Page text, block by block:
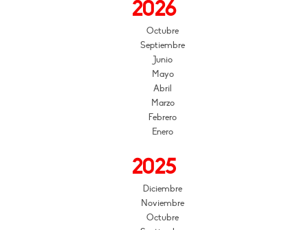
2026
Octubre
Septiembre
Junio
Mayo
Abril
Marzo
Febrero
Enero
2025
Diciembre
Noviembre
Octubre